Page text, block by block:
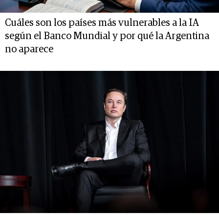
Cuáles son los países más vulnerables a la IA
según el Banco Mundial y por qué la Argentina
no aparece